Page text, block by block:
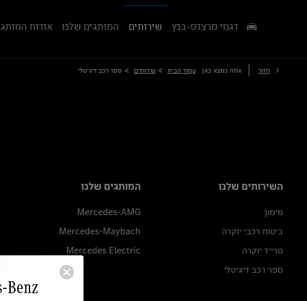
דגמי מרצדס-בנץ שירותים המותגים שלנו אודות המותג
חזור אתה נמצא כאן עמוד הבית > שירותים > ספר רכב דיגיטלי
השירותים שלנו
מימון
ביטוח רכבי יוקרה
טרייד יוקרה
ספר רכב דיגיטלי
המותגים שלנו
Mercedes-AMG
Mercedes-Maybach
Mercedes Electric